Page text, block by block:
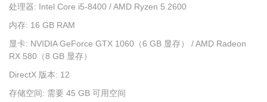
处理器: Intel Core i5-8400 / AMD Ryzen 5 2600
内存: 16 GB RAM
显卡: NVIDIA GeForce GTX 1060（6 GB 显存） / AMD Radeon
RX 580（8 GB 显存）
DirectX 版本: 12
存储空间: 需要 45 GB 可用空间